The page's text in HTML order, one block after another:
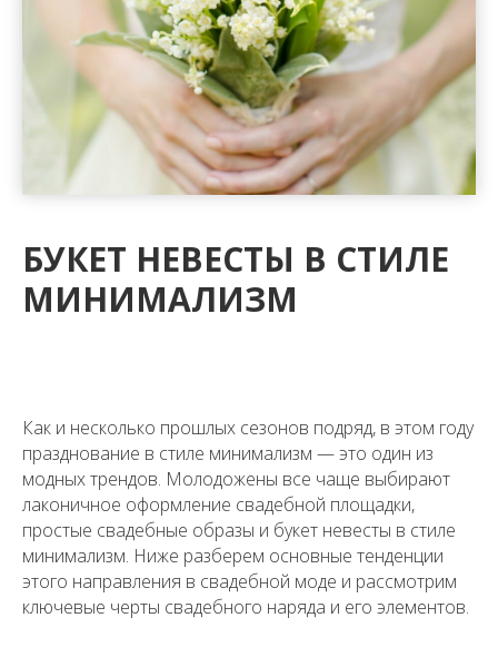
БУКЕТ НЕВЕСТЫ В СТИЛЕ
МИНИМАЛИЗМ
Как и несколько прошлых сезонов подряд, в этом году
празднование в стиле минимализм — это один из
модных трендов. Молодожены все чаще выбирают
лаконичное оформление свадебной площадки,
простые свадебные образы и букет невесты в стиле
минимализм. Ниже разберем основные тенденции
этого направления в свадебной моде и рассмотрим
ключевые черты свадебного наряда и его элементов.